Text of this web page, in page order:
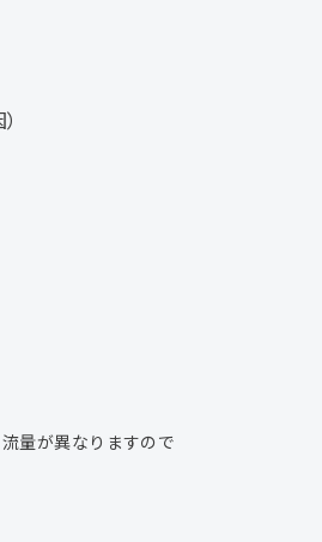
量が異なりますので